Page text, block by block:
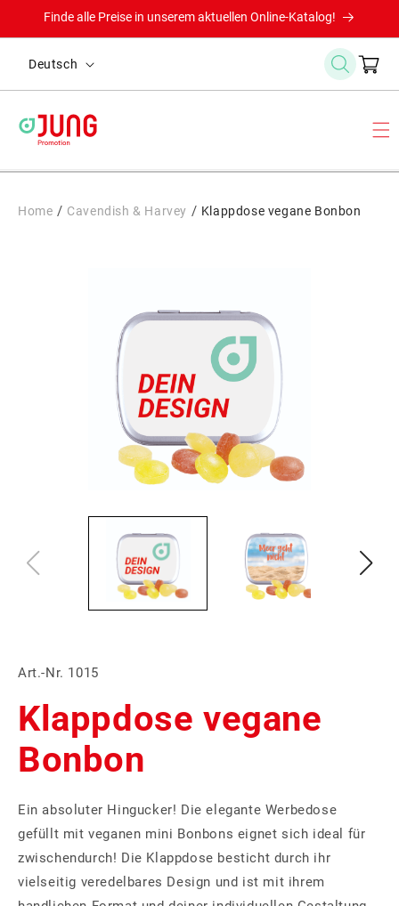
zum
Inhalt
Finde alle Preise in unserem aktuellen Online-Katalog!
a
h
Deutsch
Home / Cavendish & Harvey / Klappdose vegane Bonbon
Art.-Nr. 1015
Klappdose vegane
Bonbon
Ein absoluter Hingucker! Die elegante Werbedose
gefüllt mit veganen mini Bonbons eignet sich ideal für
zwischendurch! Die Klappdose besticht durch ihr
vielseitig veredelbares Design und ist mit ihrem